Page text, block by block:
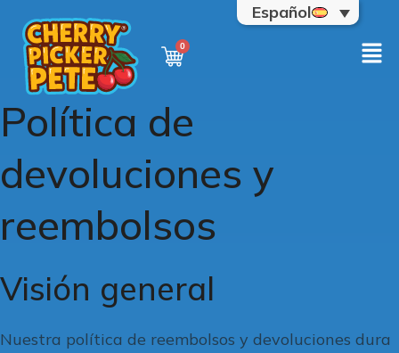
Español
Política de
devoluciones y
reembolsos
Visión general
Nuestra política de reembolsos y devoluciones dura